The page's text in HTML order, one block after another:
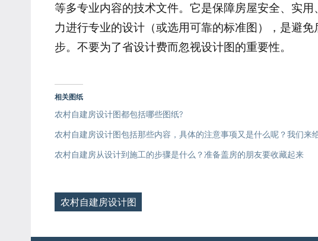
等多专业内容的技术文件。它是保障房屋安全、实
力进行专业的设计（或选用可靠的标准图），是避
步。不要为了省设计费而忽视设计图的重要性。
相关图纸
农村自建房设计图都包括哪些图纸?
农村自建房设计图包括那些内容，具体的注意事项又是什么呢？我们来
农村自建房从设计到施工的步骤是什么？准备盖房的朋友要收藏起来
Tags
农村自建房设计图